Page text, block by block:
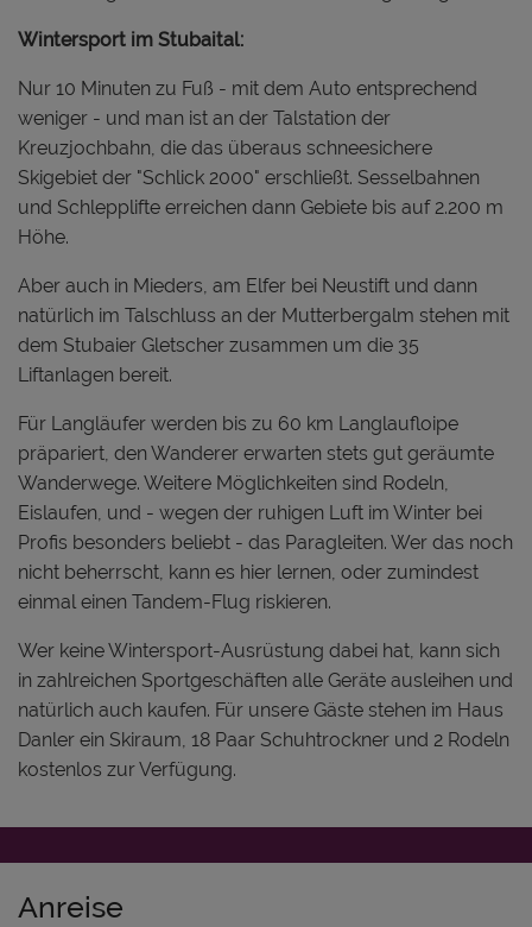
Wintersport im Stubaital:
Nur 10 Minuten zu Fuß - mit dem Auto entsprechend
weniger - und man ist an der Talstation der
Kreuzjochbahn, die das überaus schneesichere
Skigebiet der "Schlick 2000" erschließt. Sesselbahnen
und Schlepplifte erreichen dann Gebiete bis auf 2.200 m
Höhe.
Aber auch in Mieders, am Elfer bei Neustift und dann
natürlich im Talschluss an der Mutterbergalm stehen mit
dem Stubaier Gletscher zusammen um die 35
Liftanlagen bereit.
Für Langläufer werden bis zu 60 km Langlaufloipe
präpariert, den Wanderer erwarten stets gut geräumte
Wanderwege. Weitere Möglichkeiten sind Rodeln,
Eislaufen, und - wegen der ruhigen Luft im Winter bei
Profis besonders beliebt - das Paragleiten. Wer das noch
nicht beherrscht, kann es hier lernen, oder zumindest
einmal einen Tandem-Flug riskieren.
Wer keine Wintersport-Ausrüstung dabei hat, kann sich
in zahlreichen Sportgeschäften alle Geräte ausleihen und
natürlich auch kaufen. Für unsere Gäste stehen im Haus
Danler ein Skiraum, 18 Paar Schuhtrockner und 2 Rodeln
kostenlos zur Verfügung.
Anreise